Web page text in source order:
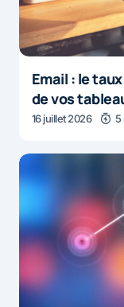
Email : le
de vos
16 juillet 2026 5